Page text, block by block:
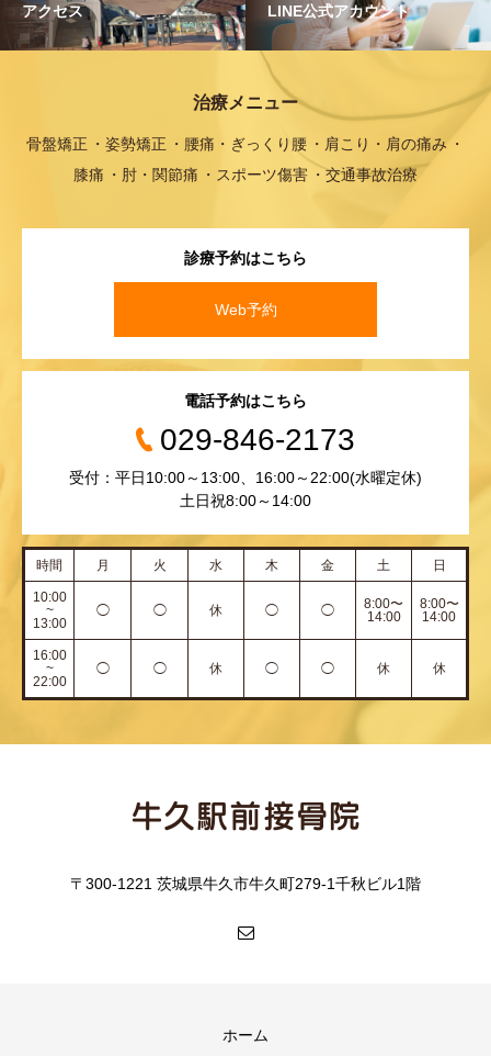
アクセス LINE公式アカウント
治療メニュー
骨盤矯正 姿勢矯正 腰痛・ぎっくり腰
肩こり・肩の痛み
膝痛
肘・関節痛 スポーツ傷害 交通事故治療
診療予約はこちら
Web予約
電話予約はこちら
029-846-2173
受付：平日10:00～13:00、16:00～22:00(水曜定休)
土日祝8:00～14:00
時間 月 火 水 木 金 土 日
10:00
~
13:00
◯ ◯ 休 ◯ ◯
8:00〜
14:00
8:00〜
14:00
16:00
~
22:00
◯ ◯ 休 ◯ ◯ 休 休
〒300-1221 茨城県牛久市牛久町279-1千秋ビル1階
ホーム